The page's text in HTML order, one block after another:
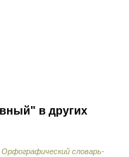
в других
Орфографический словарь-